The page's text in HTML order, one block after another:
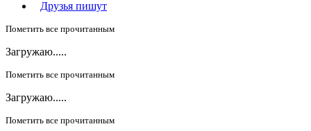
Друзья пишут
Пометить все прочитанным
Загружаю.....
Пометить все прочитанным
Загружаю.....
Пометить все прочитанным